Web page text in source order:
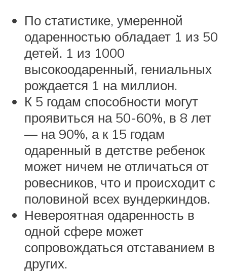
По статистике, умеренной
одаренностью обладает 1 из 50
детей. 1 из 1000
высокоодаренный, гениальных
рождается 1 на миллион.
К 5 годам способности могут
проявиться на 50-60%, в 8 лет
— на 90%, а к 15 годам
одаренный в детстве ребенок
может ничем не отличаться от
ровесников, что и происходит с
половиной всех вундеркиндов.
Невероятная одаренность в
одной сфере может
сопровождаться отставанием в
других.